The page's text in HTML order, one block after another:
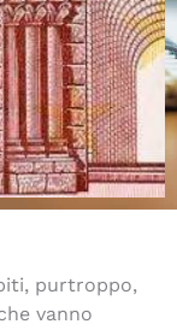
purtroppo,
vanno